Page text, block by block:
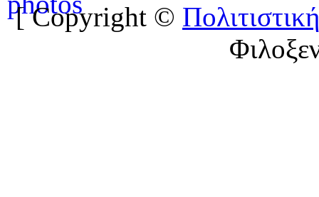
[ Copyright ©